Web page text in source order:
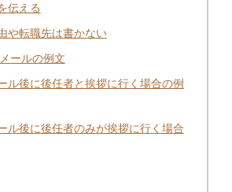
伝える
や転職先は書かない
ールの例文
ル後に後任者と挨拶に行く場合の例
ル後に後任者のみが挨拶に行く場合